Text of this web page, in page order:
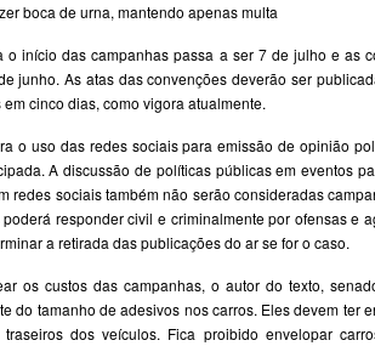
boca de urna, mantendo apenas multa
o início das campanhas passa a ser 7 de julho e as
junho. As atas das convenções deverão ser
cinco dias, como vigora atualmente.
o uso das redes sociais para emissão de opinião
A discussão de políticas públicas em eventos
redes sociais também não serão consideradas
responder civil e criminalmente por ofensas e
a retirada das publicações do ar se for o caso.
os custos das campanhas, o autor do texto,
do tamanho de adesivos nos carros. Eles devem ter
dos veículos. Fica proibido envelopar